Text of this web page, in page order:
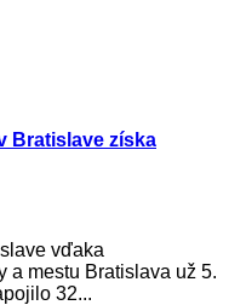
Bratislave získa
vďaka
a mestu Bratislava už 5.
32...